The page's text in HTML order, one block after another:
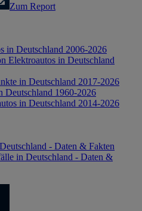
Zum Report
in Deutschland 2006-2026
Elektroautos in Deutschland
in Deutschland 2017-2026
Deutschland 1960-2026
in Deutschland 2014-2026
- Daten & Fakten
in Deutschland - Daten &